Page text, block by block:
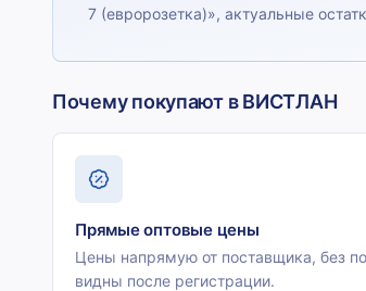
7 (евророзетка)», актуальные
Почему покупают в ВИСТЛАН
Прямые оптовые цены
Цены напрямую от поставщика, без
видны после регистрации.